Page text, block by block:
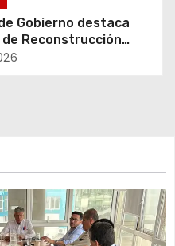
Gobierno destaca
de Reconstrucción
impulsará la inversión